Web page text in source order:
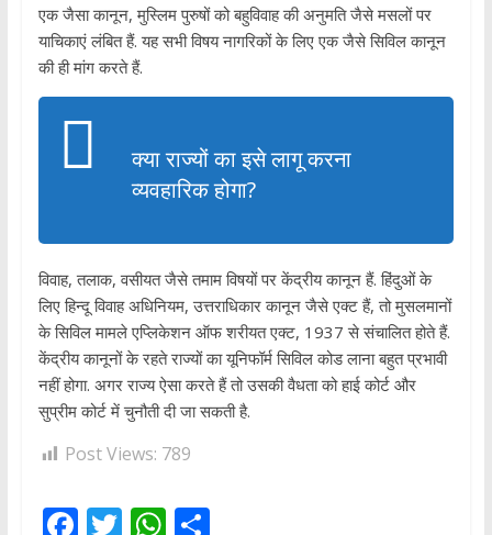
एक जैसा कानून, मुस्लिम पुरुषों को बहुविवाह की अनुमति जैसे मसलों पर
याचिकाएं लंबित हैं. यह सभी विषय नागरिकों के लिए एक जैसे सिविल कानून
की ही मांग करते हैं.
क्या राज्यों का इसे लागू करना
व्यवहारिक होगा?
विवाह, तलाक, वसीयत जैसे तमाम विषयों पर केंद्रीय कानून हैं. हिंदुओं के
लिए हिन्दू विवाह अधिनियम, उत्तराधिकार कानून जैसे एक्ट हैं, तो मुसलमानों
के सिविल मामले एप्लिकेशन ऑफ शरीयत एक्ट, 1937 से संचालित होते हैं.
केंद्रीय कानूनों के रहते राज्यों का यूनिफॉर्म सिविल कोड लाना बहुत प्रभावी
नहीं होगा. अगर राज्य ऐसा करते हैं तो उसकी वैधता को हाई कोर्ट और
सुप्रीम कोर्ट में चुनौती दी जा सकती है.
Post Views: 789
F T W S